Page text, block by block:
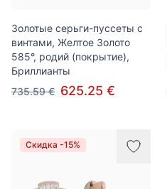
Золотые серьги-пуссеты с
винтами, Желтое Золото
585°, родий (покрытие),
Бриллианты
735.59 € 625.25 €
Скидка -15%